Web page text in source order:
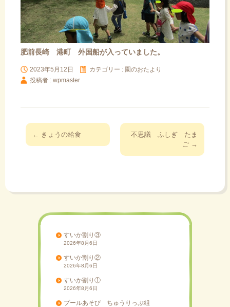
肥前長崎 港町 外国船が入っていました。
2023年5月12日 カテゴリー : 園のおたより
投稿者 : wpmaster
投
稿
← きょうの給食
不思議 ふしぎ たま
ご →
すいか割り③
2026年8月6日
すいか割り②
2026年8月6日
すいか割り①
2026年8月6日
プールあそび ちゅうりっぷ組